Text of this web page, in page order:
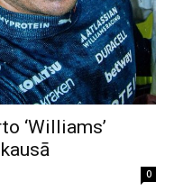
‘Williams’
0